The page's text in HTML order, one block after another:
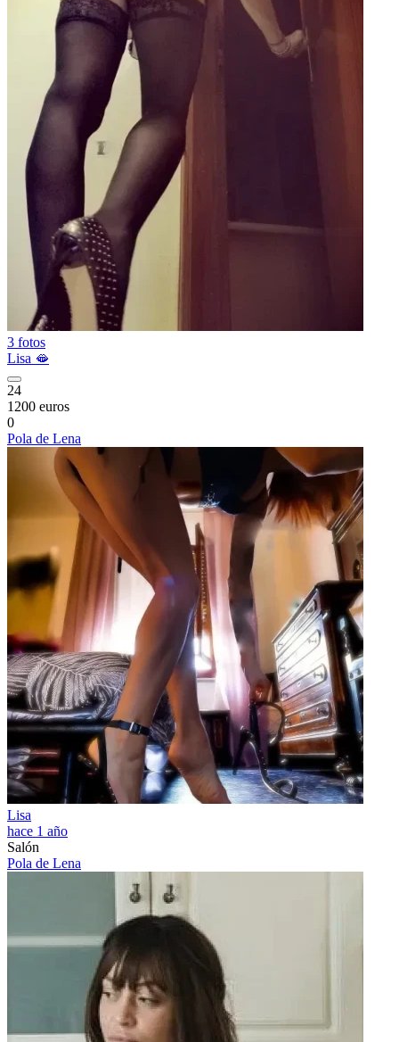
3 fotos
Lisa 🫦
24
1200 euros
0
Pola de Lena
Lisa
hace 1 año
Salón
Pola de Lena